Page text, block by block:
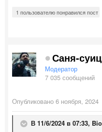
1 пользователю понравился пост
Саня-
Модератор
7 035 сообщений
Опубликовано 6 ноября, 2024
В 11/6/2024 в 07:33,